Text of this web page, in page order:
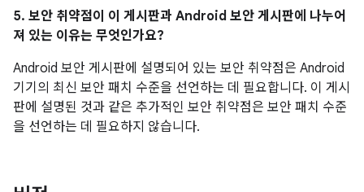
5. 보안 취약점이 이 게시판과 Android 보안 게시판에 나누어
져 있는 이유는 무엇인가요?
Android 보안 게시판에 설명되어 있는 보안 취약점은 Android
기기의 최신 보안 패치 수준을 선언하는 데 필요합니다. 이 게시
판에 설명된 것과 같은 추가적인 보안 취약점은 보안 패치 수준
을 선언하는 데 필요하지 않습니다.